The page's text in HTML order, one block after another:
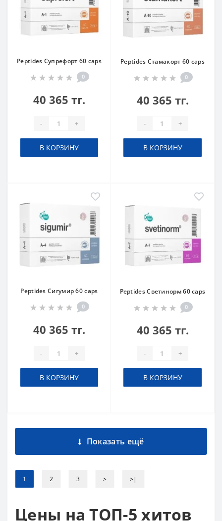
Peptides Супрефорт 60 caps
0
40 365 тг.
- +
В КОРЗИНУ
Peptides Стамакорт 60 caps
0
40 365 тг.
- +
В КОРЗИНУ
Peptides Сигумир 60 caps
0
40 365 тг.
- +
В КОРЗИНУ
Peptides Светинорм 60 caps
0
40 365 тг.
- +
В КОРЗИНУ
Показать ещё
1 2 3 > >|
Цены на ТОП-5 хитов